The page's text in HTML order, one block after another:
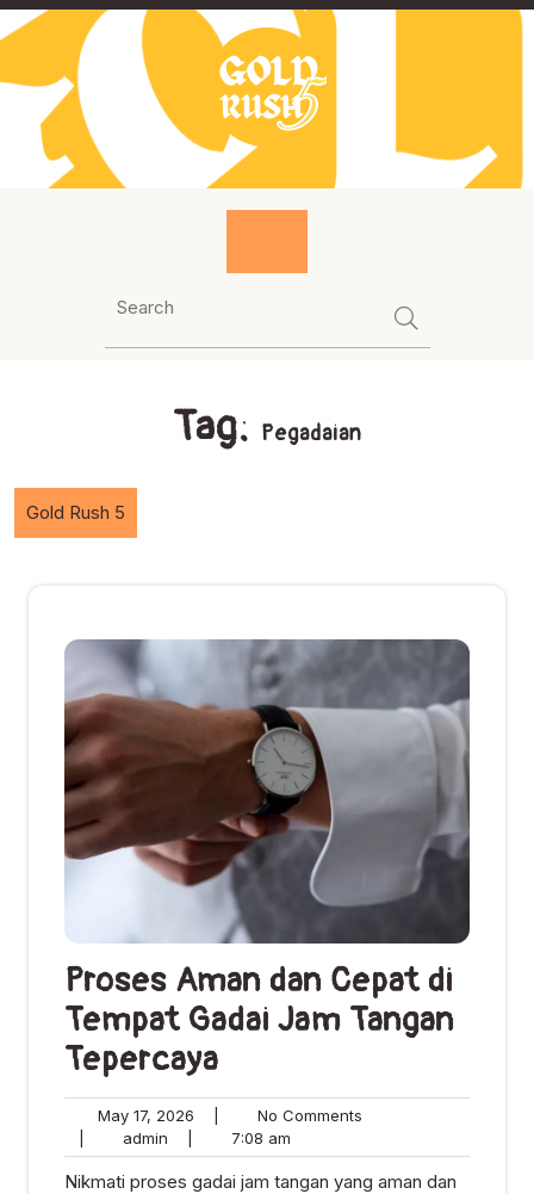
Skip
to
Tag: Pegadaian
Gold Rush 5
Proses Aman dan Cepat di
Tempat Gadai Jam Tangan
Tepercaya
May 17, 2026
2026
No Comments
admin 7:08 am
am
Nikmati proses gadai jam tangan yang aman dan